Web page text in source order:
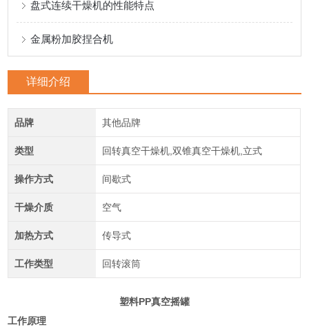
盘式连续干燥机的性能特点
金属粉加胶捏合机
详细介绍
品牌 其他品牌
类型 回转真空干燥机,双锥真空干燥机,立式
操作方式 间歇式
干燥介质 空气
加热方式 传导式
工作类型 回转滚筒
塑料PP真空摇罐
工作原理